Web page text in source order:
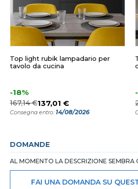
Top light rubik lampadario per
tavolo da cucina
-18%
167,14 €137,01 €
Consegna entro: 14/08/2026
DOMANDE
AL MOMENTO LA DESCRIZIONE SEMBRA
FAI UNA DOMANDA SU